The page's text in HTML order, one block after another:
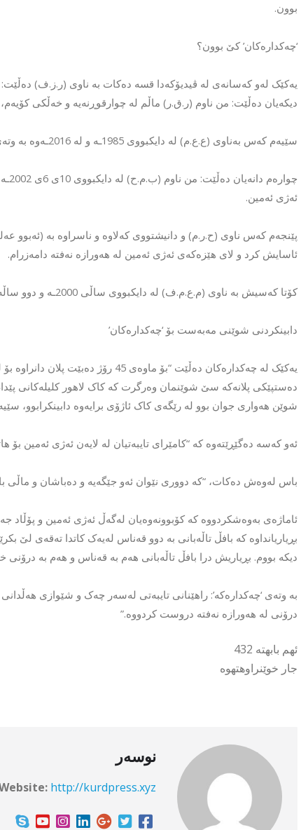
بوون.
‘چەکدارەکان’ کێ بوون؟
دیکەیان دەڵێت: من ناوم (ر.ق.ر) ماڵم لە چوارقوڕنەیە و خەڵکی
سێیەم کەس بەناوی (ع.ع.م) لە دایکبووی 1985ـە و لە 2016ـەوە بە وتەی خۆی بووەتە پاسەوانی لاهوور شێخ جەنگی.
ئەژی ئەمین.
ئاسایش کرد و لای هێزەکەی ئەژی ئەمین لە هەورازە نەفتە دامەزرام.
کۆتا کەسیش بە ناوی (م.ع.م.ف) لە دایکبووی ساڵی 2000ـە و دوو ساڵە کار لەگەڵ ئەژی ئەمین دەکات و لە ئەنجوومەنی ئاسایش دامەزراوە.
دابینکردنی شوێنی مەبەست بۆ ‘چەکدارەکان’
یەکێک لە چەکدارەکان دەڵێت “بۆ
دەستپێکی پلانەکە سێ شوێنمان وەرگرت کە کاک لاهور کلیلەکانی
شوێن هەواری جوان بوو لە رێگەی کاک ئاژۆی برایەوە دابینکرابوو،
ئەو کەسە دەگێڕێتەوە کە “کامێرای تایبەتیان لە لایەن ئەژی ئەمین بۆ
باس لەوەش دەکات، “کە دووری نێوان ئەو جێگەیە و دەباشان و ماڵی بافڵ
ئاماژەی بەوەشکردووە کە کۆبوونەوەیان لەگەڵ ئەژی ئەمین و پۆڵاد
بڕیاریانداوە کە بافڵ تاڵەبانی بە دوو قەناس لەیەک کاتدا تەقەی
دیکە بووم. بڕیاریش درا بافڵ تاڵەبانی هەم بە قەناس و هەم بە درۆنی
بە وتەی ‘چەکدارەکە’: راهێنانی تایبەتی لەسەر چەک و شێوازی
درۆنی لە هەورازە نەفتە دروست کردووە.”
ئهم بابهته 432
جار خوێنراوهتهوه
نوسەر
http://kurdpress.xyz